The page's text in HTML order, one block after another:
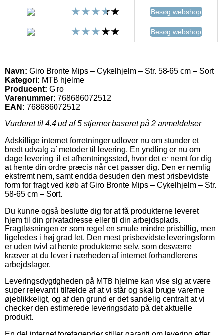
Besøg webshop
Besøg webshop
Navn: Giro Bronte Mips – Cykelhjelm – Str. 58-65 cm – Sort
Kategori: MTB hjelme
Producent: Giro
Varenummer: 768686072512
EAN: 768686072512
Vurderet til 4.4 ud af 5 stjerner baseret på 2 anmeldelser
Adskillige internet forretninger udlover nu om stunder et
bredt udvalg af metoder til levering. En yndling er nu om
dage levering til et afhentningssted, hvor det er nemt for dig
at hente din ordre præcis når det passer dig. Den er nemlig
ekstremt nem, samt endda desuden den mest prisbevidste
form for fragt ved køb af Giro Bronte Mips – Cykelhjelm – Str.
58-65 cm – Sort.
Du kunne også beslutte dig for at få produkterne leveret
hjem til din privatadresse eller til din arbejdsplads.
Fragtløsningen er som regel en smule mindre prisbillig, men
ligeledes i høj grad let. Den mest prisbevidste leveringsform
er uden tvivl at hente produkterne selv, som desværre
kræver at du lever i nærheden af internet forhandlerens
arbejdslager.
Leveringsdygtigheden på MTB hjelme kan vise sig at være
super relevant i tilfælde af at vi står og skal bruge varerne
øjeblikkeligt, og af den grund er det sandelig centralt at vi
checker den estimerede leveringsdato på det aktuelle
produkt.